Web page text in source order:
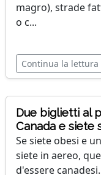
magro), strade
o c...
Continua la lettura
Due biglietti al
Canada e siete
Se siete obesi e
siete in aereo,
d'essere